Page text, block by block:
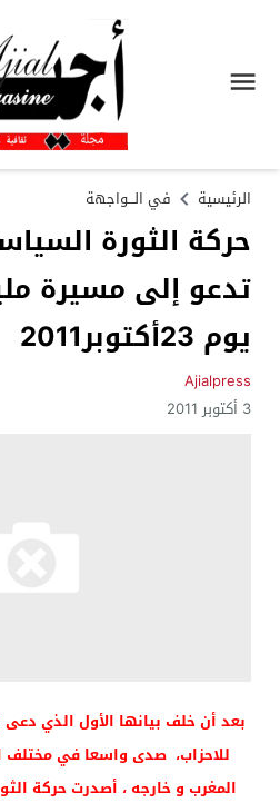
الرئيسية في الـــواجهة
حركة الثورة
تدعو إلى مسيرة
يوم 23أكتوبر2011
Ajialpress
3 أكتوبر 2011
بعد أن خلف بيانها الأول الذي
للاحزاب، صدى واسعا في مختلف